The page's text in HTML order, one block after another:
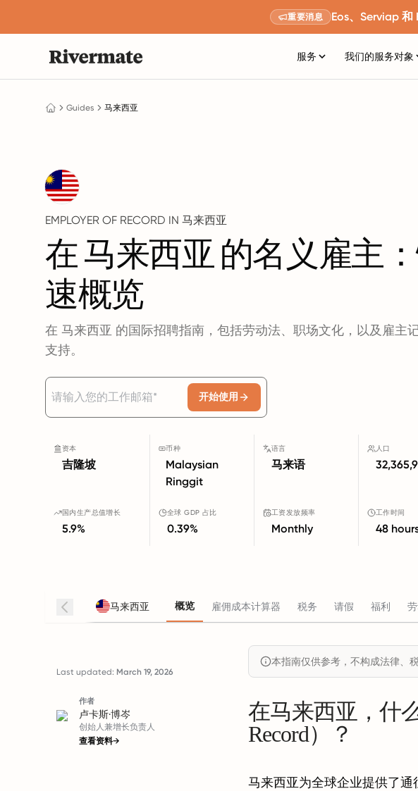
重要消息 Eos、Serviap 和
服务 我们的服务对象
Guides 马来西亚
EMPLOYER OF RECORD IN 马来西亚
在 马来西亚 的名义雇主
速概览
在 马来西亚 的国际招聘指南，包括劳动法、职场文化，以及雇主
支持。
开始使用
资本
吉隆坡
币种
Malaysian
Ringgit
语言
马来语
人口
国内生产总值增长
5.9%
全球 GDP 占比
0.39%
工资发放频率
Monthly
工作时间
48
马来西亚 概览 雇佣成本计算器 税务 请假 福利
Last updated: March 19, 2026
作者
卢卡斯·博岑
创始人兼增长负责人
查看资料→
本指南仅供参考，不构成法律、
在马来西亚，什
Record）？
马来西亚为全球企业提供了